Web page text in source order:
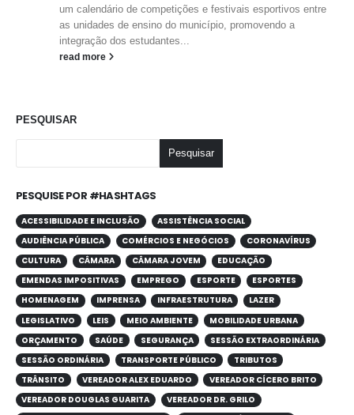
um calendário de competições e festivais esportivos entre
as unidades de ensino do município, promovendo a
integração dos estudantes...
read more
PESQUISAR
Pesquisar
PESQUISE POR #HASHTAGS
ACESSIBILIDADE E INCLUSÃO
ASSISTÊNCIA SOCIAL
AUDIÊNCIA PÚBLICA
COMÉRCIOS E NEGÓCIOS
CORONAVÍRUS
CULTURA
CÂMARA CÂMARA JOVEM
EDUCAÇÃO
EMENDAS IMPOSITIVAS
EMPREGO ESPORTE
ESPORTES
HOMENAGEM
IMPRENSA INFRAESTRUTURA
LAZER
LEGISLATIVO
LEIS MEIO AMBIENTE
MOBILIDADE URBANA
ORÇAMENTO
SAÚDE SEGURANÇA
SESSÃO EXTRAORDINÁRIA
SESSÃO ORDINÁRIA
TRANSPORTE PÚBLICO
TRIBUTOS
TRÂNSITO
VEREADOR ALEX EDUARDO
VEREADOR CÍCERO BRITO
VEREADOR DOUGLAS GUARITA
VEREADOR DR. GRILO